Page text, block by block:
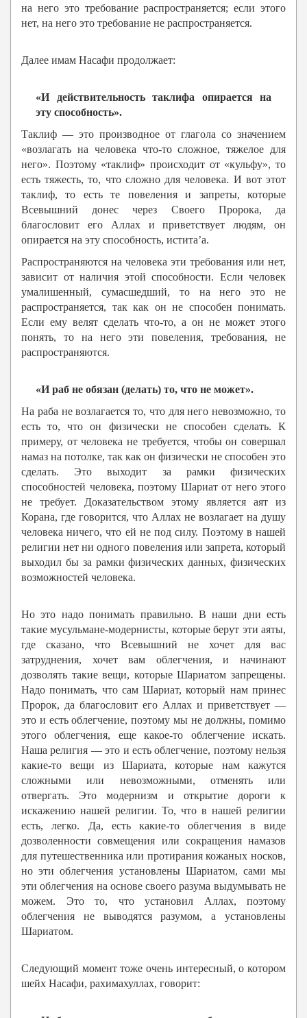
на него это требование распространяется; если этого
нет, на него это требование не распространяется.
Далее имам Насафи продолжает:
«И действительность таклифа опирается на
эту способность».
Таклиф — это производное от глагола со значением
«возлагать на человека что-то сложное, тяжелое для
него». Поэтому «таклиф» происходит от «кульфу», то
есть тяжесть, то, что сложно для человека. И вот этот
таклиф, то есть те повеления и запреты, которые
Всевышний донес через Своего Пророка, да
благословит его Аллах и приветствует людям, он
опирается на эту способность, истита’а.
Распространяются на человека эти требования или нет,
зависит от наличия этой способности. Если человек
умалишенный, сумасшедший, то на него это не
распространяется, так как он не способен понимать.
Если ему велят сделать что-то, а он не может этого
понять, то на него эти повеления, требования, не
распространяются.
«И раб не обязан (делать) то, что не может».
На раба не возлагается то, что для него невозможно, то
есть то, что он физически не способен сделать. К
примеру, от человека не требуется, чтобы он совершал
намаз на потолке, так как он физически не способен это
сделать. Это выходит за рамки физических
способностей человека, поэтому Шариат от него этого
не требует. Доказательством этому является аят из
Корана, где говорится, что Аллах не возлагает на душу
человека ничего, что ей не под силу. Поэтому в нашей
религии нет ни одного повеления или запрета, который
выходил бы за рамки физических данных, физических
возможностей человека.
Но это надо понимать правильно. В наши дни есть
такие мусульмане-модернисты, которые берут эти аяты,
где сказано, что Всевышний не хочет для вас
затруднения, хочет вам облегчения, и начинают
дозволять такие вещи, которые Шариатом запрещены.
Надо понимать, что сам Шариат, который нам принес
Пророк, да благословит его Аллах и приветствует —
это и есть облегчение, поэтому мы не должны, помимо
этого облегчения, еще какое-то облегчение искать.
Наша религия — это и есть облегчение, поэтому нельзя
какие-то вещи из Шариата, которые нам кажутся
сложными или невозможными, отменять или
отвергать. Это модернизм и открытие дороги к
искажению нашей религии. То, что в нашей религии
есть, легко. Да, есть какие-то облегчения в виде
дозволенности совмещения или сокращения намазов
для путешественника или протирания кожаных носков,
но эти облегчения установлены Шариатом, сами мы
эти облегчения на основе своего разума выдумывать не
можем. Это то, что установил Аллах, поэтому
облегчения не выводятся разумом, а установлены
Шариатом.
Следующий момент тоже очень интересный, о котором
шейх Насафи, рахимахуллах, говорит: